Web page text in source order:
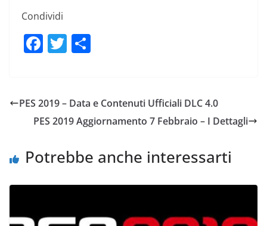
Condividi
F
e
b
o
T
er di
vi
PES 2019 – Data e Contenuti Ufficiali DLC 4.0
PES 2019 Aggiornamento 7 Febbraio – I Dettagli
Potrebbe anche interessarti